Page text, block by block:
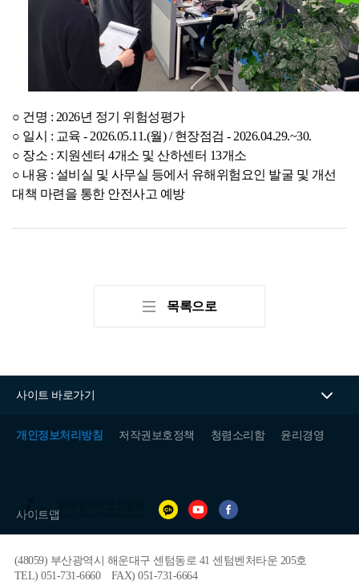
○ 건명 : 2026년 정기 위험성평가
○ 일시 : 교육 - 2026.05.11.(월) / 현장점검 - 2026.04.29.~30.
○ 장소 : 지원센터 4개소 및 산하센터 13개소
○ 내용 : 설비실 및 사무실 등에서 유해위험요인 발굴 및 개선
대책 마련을 통한 안전사고 예방
목록으로
개인정보처리방침 저작권보호정책 청렴소리함 윤리경영
사이트맵
사이트 바로가기
부
정
산
업
(48059) 부산광역시 해운대구 센텀동로 41 센텀벤처타운 205호
TEL) 051-731-6660
FAX) 051-731-6664